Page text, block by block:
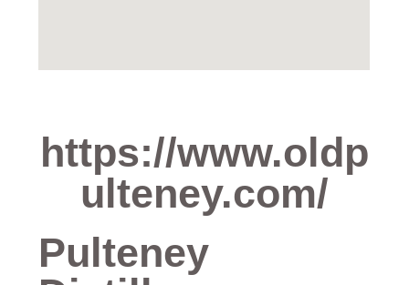
https://www.oldp
ulteney.com/
Pulteney